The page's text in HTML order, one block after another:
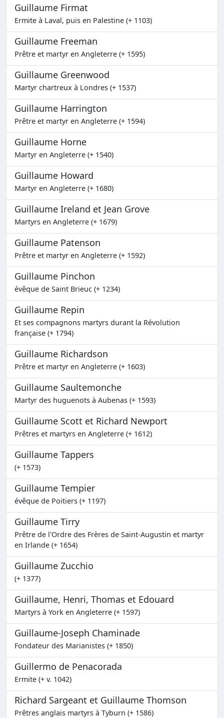
Guillaume Firmat
Ermite à Laval, puis en Palestine (+ 1103)
Guillaume Freeman
Prêtre et martyr en Angleterre (+ 1595)
Guillaume Greenwood
Martyr chartreux à Londres (+ 1537)
Guillaume Harrington
Prêtre et martyr en Angleterre (+ 1594)
Guillaume Horne
Martyr en Angleterre (+ 1540)
Guillaume Howard
Martyr en Angleterre (+ 1680)
Guillaume Ireland et Jean Grove
Martyrs en Angleterre (+ 1679)
Guillaume Patenson
Prêtre et martyr en Angleterre (+ 1592)
Guillaume Pinchon
évêque de Saint Brieuc (+ 1234)
Guillaume Repin
Et ses compagnons martyrs durant la Révolution
française (+ 1794)
Guillaume Richardson
Prêtre et martyr en Angleterre (+ 1603)
Guillaume Saultemonche
Martyr des huguenots à Aubenas (+ 1593)
Guillaume Scott et Richard Newport
Prêtres et martyrs en Angleterre (+ 1612)
Guillaume Tappers
(+ 1573)
Guillaume Tempier
évêque de Poitiers (+ 1197)
Guillaume Tirry
Prêtre de l'Ordre des Frères de Saint-Augustin et martyr
en Irlande (+ 1654)
Guillaume Zucchio
(+ 1377)
Guillaume, Henri, Thomas et Edouard
Martyrs à York en Angleterre (+ 1597)
Guillaume-Joseph Chaminade
Fondateur des Marianistes (+ 1850)
Guillermo de Penacorada
Ermite (+ v. 1042)
Richard Sargeant et Guillaume Thomson
Prêtres anglais martyrs à Tyburn (+ 1586)